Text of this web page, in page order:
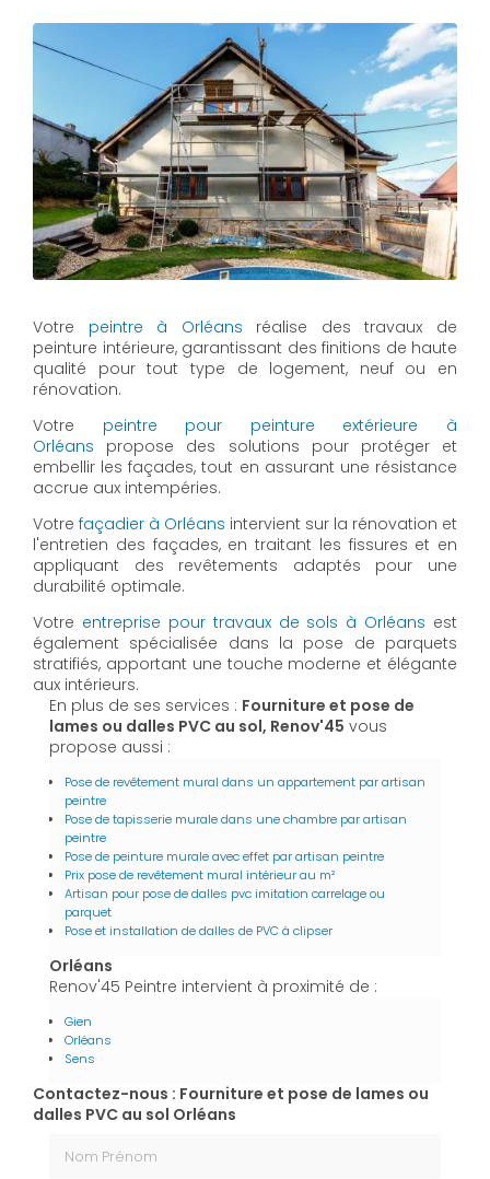
Votre peintre à Orléans réalise des travaux de
peinture intérieure, garantissant des finitions de haute
qualité pour tout type de logement, neuf ou en
rénovation.
Votre peintre pour peinture extérieure à
Orléans propose des solutions pour protéger et
embellir les façades, tout en assurant une résistance
accrue aux intempéries.
Votre façadier à Orléans intervient sur la rénovation et
l'entretien des façades, en traitant les fissures et en
appliquant des revêtements adaptés pour une
durabilité optimale.
Votre entreprise pour travaux de sols à Orléans est
également spécialisée dans la pose de parquets
stratifiés, apportant une touche moderne et élégante
aux intérieurs.
En plus de ses services : Fourniture et pose de
lames ou dalles PVC au sol, Renov'45 vous
propose aussi :
Pose de revêtement mural dans un appartement par artisan
peintre
Pose de tapisserie murale dans une chambre par artisan
peintre
Pose de peinture murale avec effet par artisan peintre
Prix pose de revêtement mural intérieur au m²
Artisan pour pose de dalles pvc imitation carrelage ou
parquet
Pose et installation de dalles de PVC à clipser
Orléans
Renov'45 Peintre intervient à proximité de :
Gien
Orléans
Sens
Contactez-nous : Fourniture et pose de lames ou
dalles PVC au sol Orléans